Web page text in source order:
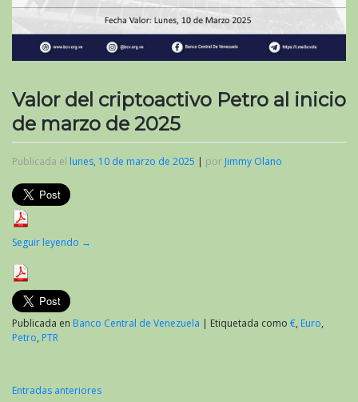
Valor del criptoactivo Petro al inicio
de marzo de 2025
Publicada el lunes, 10 de marzo de 2025 | por Jimmy Olano
Seguir leyendo →
Publicada en Banco Central de Venezuela | Etiquetada como €, Euro,
Petro, PTR
Entradas anteriores